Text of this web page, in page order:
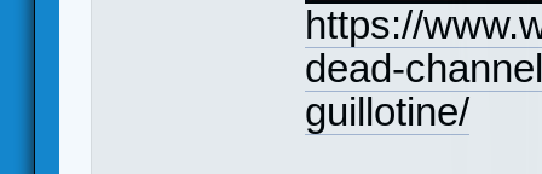
https://
dead-
guillotine/